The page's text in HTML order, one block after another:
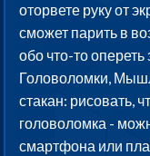
оторвете руку от
сможет парить в
обо что-то
Головоломки,
стакан: рисовать,
головоломка -
смартфона или